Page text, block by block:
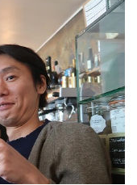
く合います。 ルネ・ジ
本でのダール・エ・リ
まで） 私の大好きな
ドメーヌ・ポッシーブ
ワインもある。スパ
醸造の畑には野生の
。 だから、スパイシ
シオンの山側地区では
ンを造った人でもあ
く懐が深い人柄がワイ
ことができる。 （ドメ